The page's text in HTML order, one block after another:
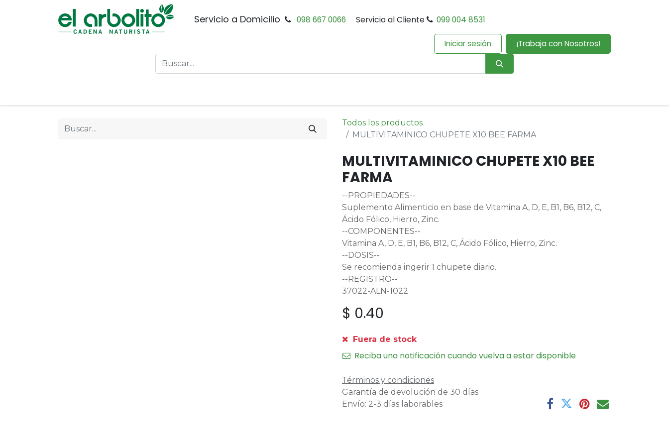
Servicio a Domicilio 098 667 0066 Servicio al Cliente 099 004 8531
Iniciar sesión ¡Trabaja con Nosotros!
Todos los productos
MULTIVITAMINICO CHUPETE X10 BEE FARMA
MULTIVITAMINICO CHUPETE X10 BEE
FARMA
--PROPIEDADES--
Suplemento Alimenticio en base de Vitamina A, D, E, B1, B6, B12, C,
Ácido Fólico, Hierro, Zinc.
--COMPONENTES--
Vitamina A, D, E, B1, B6, B12, C, Ácido Fólico, Hierro, Zinc.
--DOSIS--
Se recomienda ingerir 1 chupete diario.
--REGISTRO--
37022-ALN-1022
$ 0.40
Fuera de stock
Reciba una notificación cuando vuelva a estar disponible
Términos y condiciones
Garantía de devolución de 30 días
Envío: 2-3 días laborables